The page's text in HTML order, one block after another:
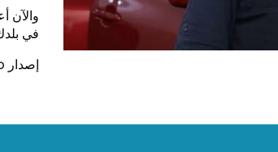
والآن
في
إصدار 6/2020